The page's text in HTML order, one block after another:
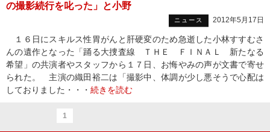
の撮影続行を叱った」と小野
ニュース 2012年5月17日
１６日にスキルス性胃がんと肝硬変のため急逝した小林すすむさ
んの遺作となった「踊る大捜査線 ＴＨＥ ＦＩＮＡＬ 新たなる
希望」の共演者やスタッフから１７日、お悔やみの声が文書で寄せ
られた。 主演の織田裕二は「撮影中、体調が少し悪そうで心配は
しておりました・・・ 続きを読む
1